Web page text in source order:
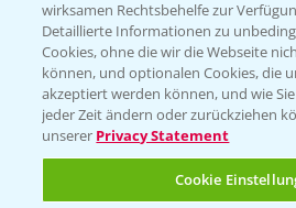
T.+49 (0)174 346 564
KONTAKT
Hilfe in Notfällen
T.+49 (0)214/30-20220
wirksamen Rechtsbehelfe zur
Detaillierte Informationen zu
Cookies, ohne die wir die Webseite
können, und optionalen Cookies, die
akzeptiert werden können, und wie
jeder Zeit ändern oder zurückziehen
unserer Privacy Statement
Cookie